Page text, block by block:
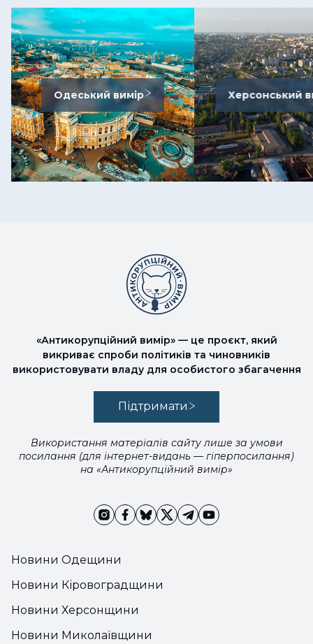
Одеський вимір Херсонський
Новини Одещини
Новини Кіровоградщини
Новини Херсонщини
Новини Миколаївщини
«Антикорупційний вимір» — це проєкт, який
викриває спроби політиків та чиновників
використовувати владу для особистого збагачення
Підтримати
Використання матеріалів сайту лише за умови
посилання (для інтернет-видань — гіперпосилання)
на «Антикорупційний вимір»